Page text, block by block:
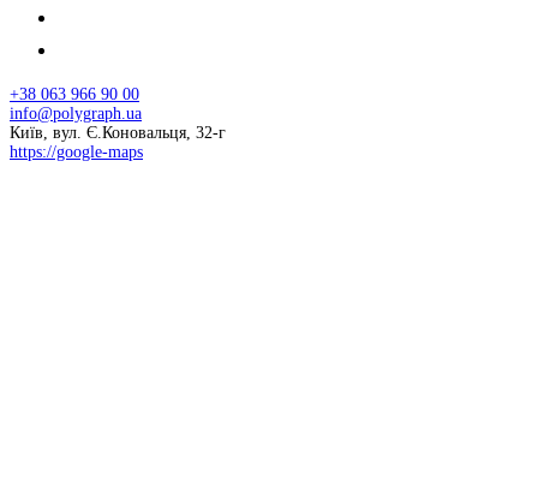
+38 063 966 90 00
info@polygraph.ua
Київ, вул. Є.Коновальця, 32-г
https://google-maps